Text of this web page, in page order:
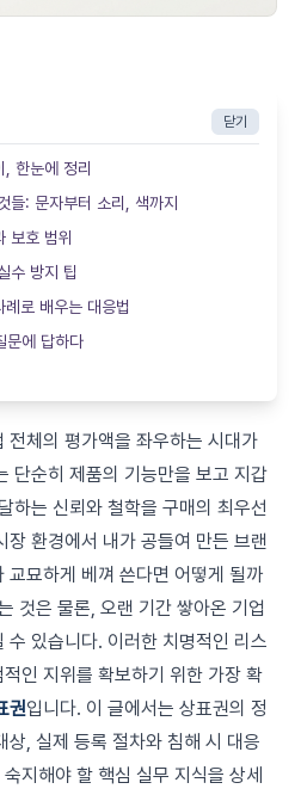
닫기
한눈에 정리
들: 문자부터 소리, 색까지
보호 범위
수 방지 팁
로 배우는 대응법
문에 답하다
전체의 평가액을 좌우하는 시대가
단순히 제품의 기능만을 보고 지갑
하는 신뢰와 철학을 구매의 최우선
장 환경에서 내가 공들여 만든 브랜
교묘하게 베껴 쓴다면 어떻게 될까
것은 물론, 오랜 기간 쌓아온 기업
수 있습니다. 이러한 치명적인 리스
인 지위를 확보하기 위한 가장 확
권입니다. 이 글에서는 상표권의 정
상, 실제 등록 절차와 침해 시 대응
지해야 할 핵심 실무 지식을 상세